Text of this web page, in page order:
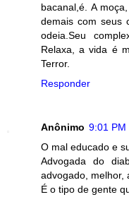
bacanal,é. A
demais com seus
odeia.Seu
Relaxa, a vida é
Terror.
Responder
Anônimo 9:01 PM
O mal educado e
Advogada do
advogado, melhor,
É o tipo de gente